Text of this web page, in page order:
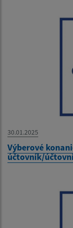
30.01.2025
Výberové
účtovník/